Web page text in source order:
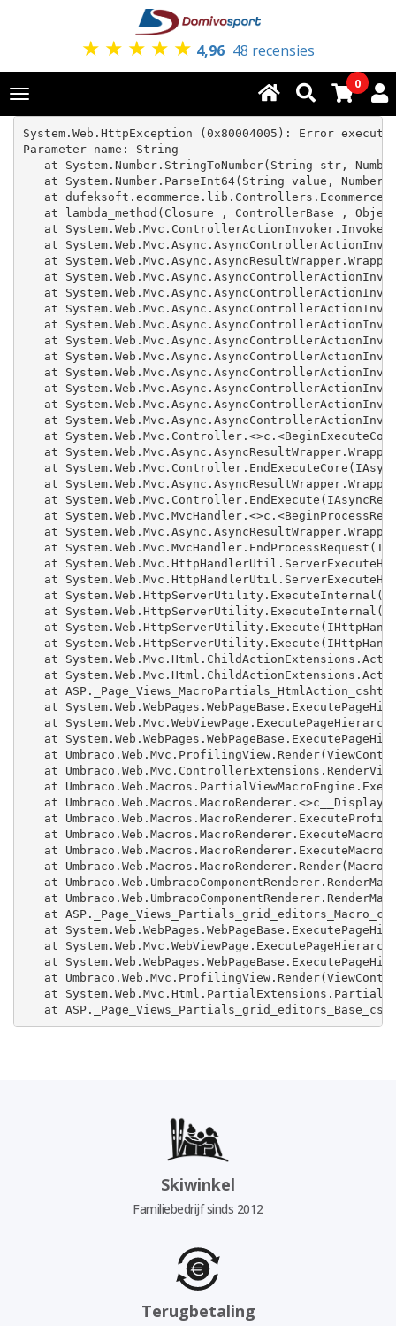
★ ★ ★ ★ ★ 4,96 48 recensies
Toggle
navigation
0
System.Web.HttpException (0x80004005): Error
Parameter name: String
at System.Number.StringToNumber(String str,
at System.Number.ParseInt64(String value,
at
at lambda_method(Closure , ControllerBase ,
at
at
at
at
at
at
at
at
at
at
at
at
at
at
at
at
at
at
at
at
at
at
at
at
at
at
at
at
at
at
at
at
at
at
at
at
at
at
at
at
at
at
at
at
at
at
at
at
at
at
Skiwinkel
Familiebedrijf sinds 2012
Terugbetaling